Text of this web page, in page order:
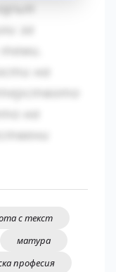
за
на
на
с текст
матура
професия